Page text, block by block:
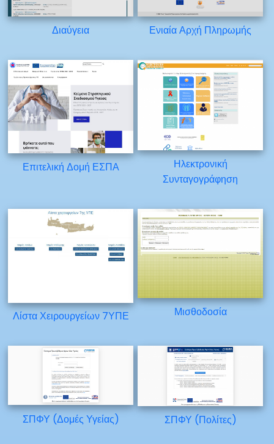
Διαύγεια Ενιαία Αρχή Πληρωμής
Επιτελική Δομή ΕΣΠΑ
Ηλεκτρονική
Συνταγογράφηση
Λίστα Χειρουργείων 7ΥΠΕ Μισθοδοσία
ΣΠΦΥ (Δομές Υγείας) ΣΠΦΥ (Πολίτες)